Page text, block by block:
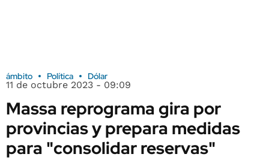
ámbito Política Dólar
11 de octubre 2023 - 09:09
Massa reprograma gira por
provincias y prepara medidas
para "consolidar reservas"